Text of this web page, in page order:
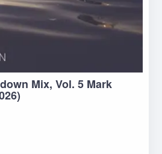
Mix, Vol. 5 Mark